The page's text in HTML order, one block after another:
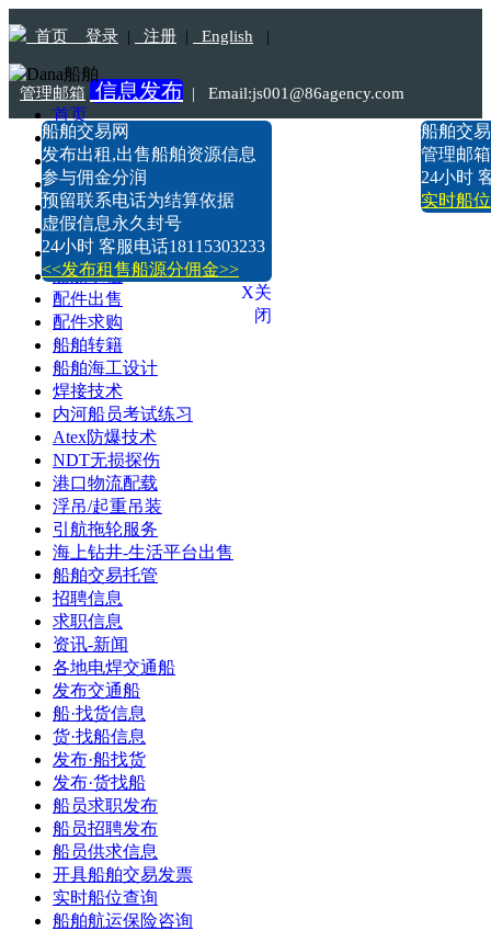
首页 登录 | 注册 | English |
管理邮箱 信息发布 | Email:js001@86agency.com
Tel:18115303233
首页
船舶转港·过户
船舶坞检·坞修·油漆
船价估算
船舶出售
船舶求购
船舶出租
船舶求租
配件出售
配件求购
船舶转籍
船舶海工设计
焊接技术
内河船员考试练习
Atex防爆技术
NDT无损探伤
港口物流配载
浮吊/起重吊装
引航拖轮服务
海上钻井-生活平台出售
船舶交易托管
招聘信息
求职信息
资讯-新闻
各地电焊交通船
发布交通船
船·找货信息
货·找船信息
发布·船找货
发布·货找船
船员求职发布
船员招聘发布
船员供求信息
开具船舶交易发票
实时船位查询
船舶航运保险咨询
船舶交易网
发布出租,出售船舶资源信息
参与佣金分润
预留联系电话为结算依据
虚假信息永久封号
24小时 客服电话18115303233
<<发布租售船源分佣金>>
X关
闭
船舶交
管理邮箱
24小时
实时船